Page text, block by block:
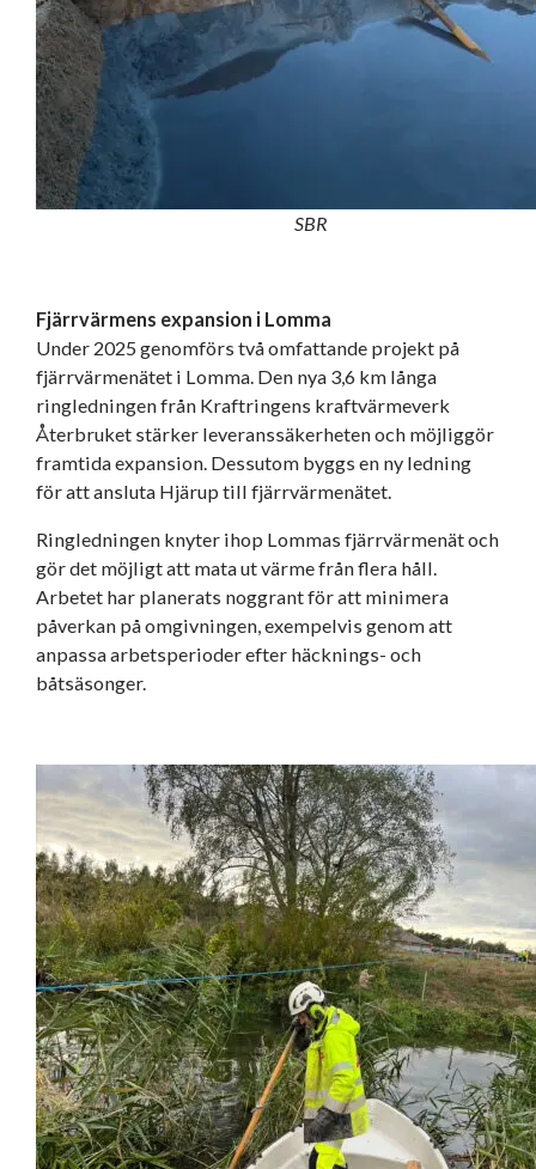
SBR
Fjärrvärmens expansion i Lomma
Under 2025 genomförs två omfattande projekt på
fjärrvärmenätet i Lomma. Den nya 3,6 km långa
ringledningen från Kraftringens kraftvärmeverk
Återbruket stärker leveranssäkerheten och möjliggör
framtida expansion. Dessutom byggs en ny ledning
för att ansluta Hjärup till fjärrvärmenätet.
Ringledningen knyter ihop Lommas fjärrvärmenät och
gör det möjligt att mata ut värme från flera håll.
Arbetet har planerats noggrant för att minimera
påverkan på omgivningen, exempelvis genom att
anpassa arbetsperioder efter häcknings- och
båtsäsonger.